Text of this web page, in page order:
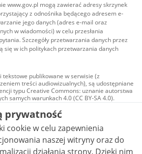
www.gov.pl mogą zawierać adresy skrzynek
z odnośnika będącego adresem e-
jego danych (adres e-mail oraz
w wiadomości) w celu przesłania
Szczegóły przetwarzania danych przez
się w ich politykach przetwarzania danych
tekstowe publikowane w serwisie (z
treści audiowizualnych), są udostępniane
typu Creative Commons: uznanie autorstwa
samych warunkach 4.0 (CC BY-SA 4.0).
audiowizualne, w tym zdjęcia, materiały
wideo, są udostępniane na licencji typu
Commons: uznanie autorstwa użycie
- bez utworów zależnych 4.0 (CC BY-
4.0), o ile nie jest to stwierdzone inaczej.
prywatność
cookie w celu zapewnienia
naszej witryny oraz do
działania strony. Dzięki nim